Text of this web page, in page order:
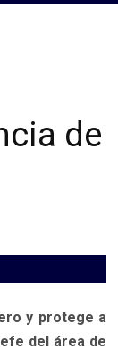
de
y protege a
del área de